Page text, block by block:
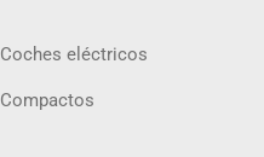
Coches eléctricos
Compactos